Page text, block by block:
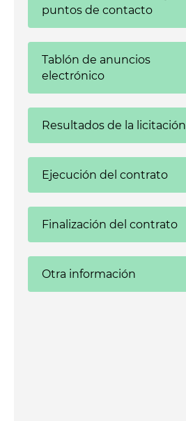
puntos de contacto
Tablón de anuncios
electrónico
Resultados de la licitación
Ejecución del contrato
Finalización del contrato
Otra información